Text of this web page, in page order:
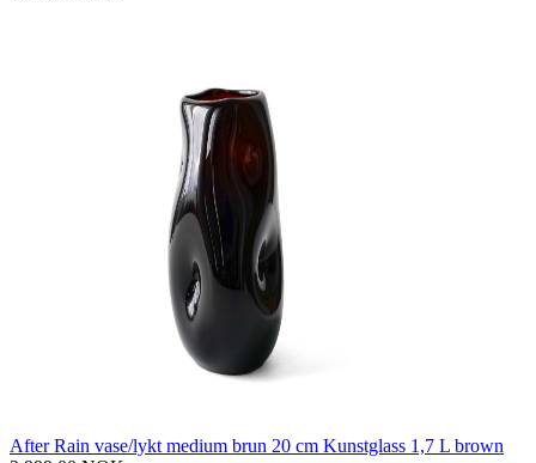
After Rain vase/lykt medium brun 20 cm Kunstglass 1,7 L brown